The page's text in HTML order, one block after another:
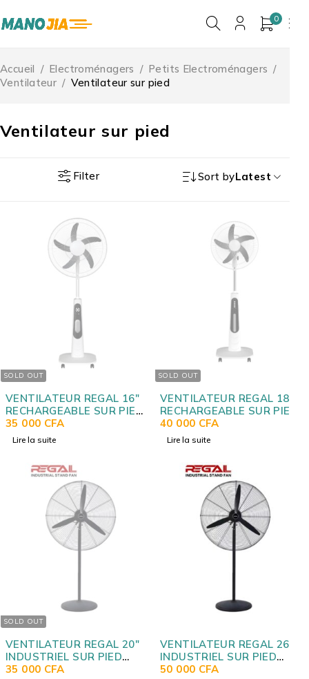
0
Ventilateur sur pied
Accueil / Electroménagers / Petits Electroménagers /
Ventilateur / Ventilateur sur pied
Filter Sort byLatest
SOLD OUT
VENTILATEUR REGAL 16"
RECHARGEABLE SUR PIED
AVEC COMMANDE RC16
35 000 CFA
Lire la suite
SOLD OUT
VENTILATEUR REGAL 18"
RECHARGEABLE SUR PIED
AVEC COMMANDE RC18
40 000 CFA
Lire la suite
SOLD OUT
VENTILATEUR REGAL 20"
INDUSTRIEL SUR PIED
RS20
35 000 CFA
VENTILATEUR REGAL 26"
INDUSTRIEL SUR PIED
RS26
50 000 CFA